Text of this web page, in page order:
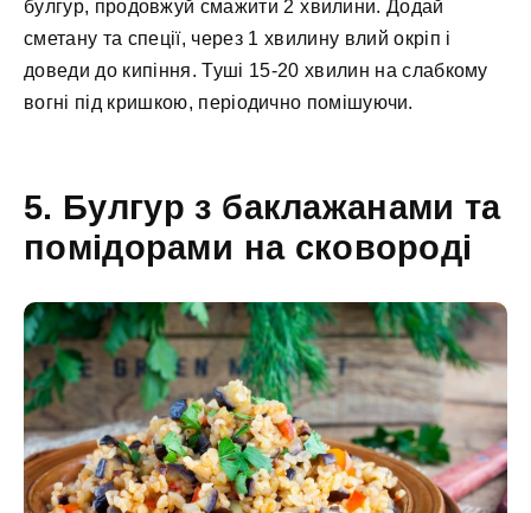
булгур, продовжуй смажити 2 хвилини. Додай
сметану та спеції, через 1 хвилину влий окріп і
доведи до кипіння. Туші 15-20 хвилин на слабкому
вогні під кришкою, періодично помішуючи.
5. Булгур з баклажанами та
помідорами на сковороді